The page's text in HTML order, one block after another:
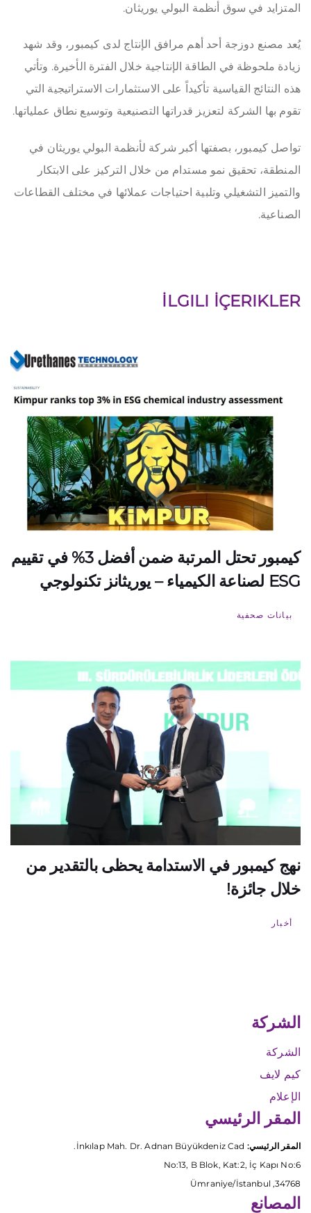
المتزايد في سوق أنظمة البولي يوريثان.
يُعد مصنع دوزجة أحد أهم مرافق الإنتاج لدى كيمبور، وقد شهد
زيادة ملحوظة في الطاقة الإنتاجية خلال الفترة الأخيرة. وتأتي
هذه النتائج القياسية تأكيداً على الاستثمارات الاستراتيجية التي
تقوم بها الشركة لتعزيز قدراتها التصنيعية وتوسيع نطاق عملياتها.
تواصل كيمبور، بصفتها أكبر شركة لأنظمة البولي يوريثان في
المنطقة، تحقيق نمو مستدام من خلال التركيز على الابتكار
والتميز التشغيلي وتلبية احتياجات عملائها في مختلف القطاعات
الصناعية.
İLGILI İÇERIKLER
كيمبور تحتل المرتبة ضمن أفضل 3% في تقييم
ESG لصناعة الكيمياء – يوريثانز تكنولوجي
بيانات صحفية
نهج كيمبور في الاستدامة يحظى بالتقدير من
خلال جائزة!
أخبار
الشركة
الشركة
كيم لايف
الإعلام
المقر الرئيسي
المقر الرئيسي:
No:13, B Blok, Kat:2, İç Kapı No:6
34768, Ümraniye/İstanbul
المصانع